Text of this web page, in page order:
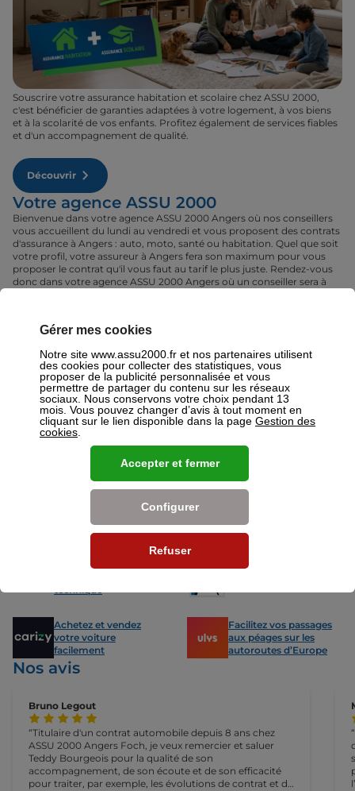
Souscrire votre assurance habitation et scolaire chez ASSU 2000,
c'est bénéficier de garanties adaptées à votre logement, à vos biens
et à la scolarité de vos enfants. Profitez également de services fiables
et d'un accompagnement de qualité.
Découvrir
Votre agence ASSU 2000
Bienvenue dans votre agence ASSU 2000 Angers où nos conseillers
vous accueillent du lundi au vendredi et vous proposent des contrats
d'assurance à Angers : auto, moto, santé ou habitation. Quel que soit
votre profil, votre assureur à Angers fera son maximum pour vous
proposer le contrat qu'il vous faut au tarif le plus juste. Rendez-vous
donc dans votre agence ASSU 2000 Angers où un conseiller sera à
Nos offres pour les particuliers
Assurance Auto
Des tarifs adaptés à tous les profils
de conducteurs. Jeunes permis,
conducteurs expérimentés,
-15% sur votre
technique
Votre carte grise en
Achetez et vendez
votre voiture
facilement
Facilitez vos passages
aux péages sur les
autoroutes d’Europe
Nos avis
Bruno Legout
Titulaire d'un contrat automobile depuis 8 ans chez
ASSU 2000 Angers Foch, je veux remercier et saluer
Teddy Bourgeois pour la qualité de son
accompagnement, de son écoute et de son efficacité
pour traiter, par exemple, les évolutions de contrat et de
Gérer mes cookies
Notre site www.assu2000.fr et nos partenaires utilisent
des cookies pour collecter des statistiques, vous
proposer de la publicité personnalisée et vous
permettre de partager du contenu sur les réseaux
sociaux. Nous conservons votre choix pendant 13
mois. Vous pouvez changer d’avis à tout moment en
cliquant sur le lien disponible dans la page Gestion des
cookies
Refuser
Configurer
Accepter et fermer